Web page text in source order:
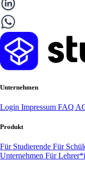
Unternehmen
Login Impressum FAQ
Produkt
Für Studierende Für
Unternehmen Für